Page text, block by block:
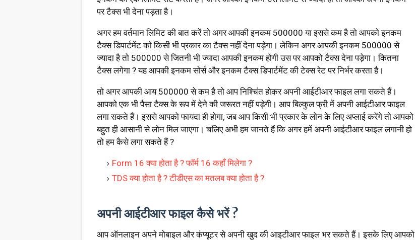
पर टैक्स भी देना पड़ता है।
अगर हम वर्तमान लिमिट की बात करें तो अगर आपकी इनकम ₹500000 या इससे कम है तो आपको इनकम
टैक्स डिपार्टमेंट को किसी भी प्रकार का टैक्स नहीं देना पड़ेगा। लेकिन अगर आपकी इनकम ₹500000 से
ज्यादा है तो ₹500000 से जितनी भी ज्यादा आपकी इनकम होगी उस पर आपको टैक्स देना पड़ेगा। कितना
टैक्स लगेगा ? यह आपकी इनकम सोर्स और इनकम टैक्स डिपार्टमेंट की टेक्स रेट पर निर्भर करता है।
तो अगर आपकी आय ₹500000 से कम है तो आप निश्चिंत होकर अपनी आईटीआर फाइल लगा सकते हैं।
आपको एक भी पैसा टैक्स के रूप में देने की जरूरत नहीं पड़ेगी। आप बिल्कुल फ्री में अपनी आईटीआर फाइल
लगा सकते हैं। इससे आपको फायदा ही होगा, जब आप किसी भी प्रकार के लोन के लिए अप्लाई करेंगे तो आपको
बहुत ही आसानी से लोन मिल जाएगा। चलिए अभी हम जानते हैं कि अगर हमें अपनी आईटीआर फाइल लगानी हो
तो हम कैसे लगा सकते हैं ?
Form 16 क्या होता है ? फॉर्म 16 कहाँ मिलेगा ?
TDS क्या होता है ? टीडीएस का मतलब क्या होता है ?
अपनी आईटीआर फाइल कैसे भरें ?
आप ऑनलाइन अपने मोबाइल और कंप्यूटर से अपनी खुद की आइटीआर फाइल भर सकते हैं। इसके लिए आपको